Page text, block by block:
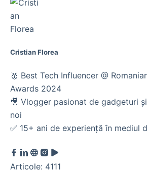
Cristian Florea
🥇 Best Tech Influencer @
Awards 2024
🎥 Vlogger pasionat de gadgeturi
noi
✅ 15+ ani de experiență în mediul
Articole: 4111